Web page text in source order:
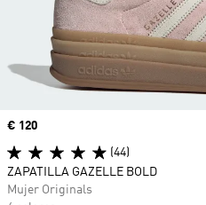
Precio
€ 120
(44)
ZAPATILLA GAZELLE BOLD
Mujer Originals